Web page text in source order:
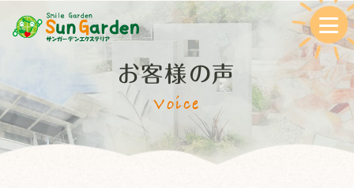
お客様の声
Voice